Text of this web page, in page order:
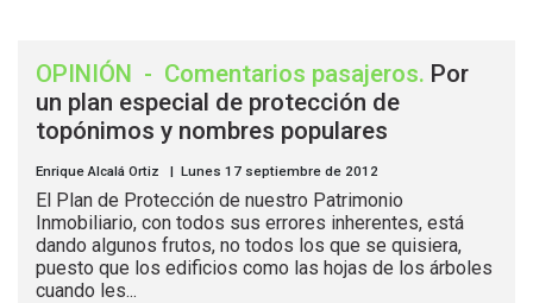
OPINIÓN - Comentarios pasajeros. Por
un plan especial de protección de
topónimos y nombres populares
Enrique Alcalá Ortiz | Lunes 17 septiembre de 2012
El Plan de Protección de nuestro Patrimonio
Inmobiliario, con todos sus errores inherentes, está
dando algunos frutos, no todos los que se quisiera,
puesto que los edificios como las hojas de los árboles
cuando les...